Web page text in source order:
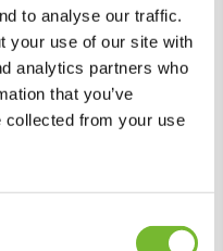
to analyse our traffic.
your use of our site with
analytics partners who
that you’ve
collected from your use
met maatregelen die
maken, bezien vanuit
(MKBA). Zo
beter laten begroeien
en klimaatadaptatie